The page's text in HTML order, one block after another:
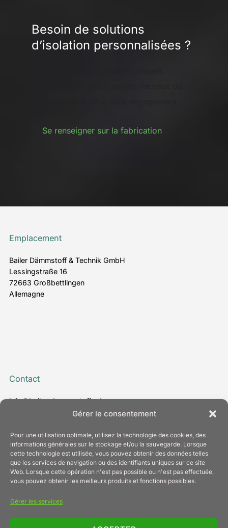
Gérer le consentement
Pour une utilisation optimale, utilisez la technologie des cookies, des
informations générales sur le stockage et/ou la sauvegarde. Lorsque
cette technologie est utilisée, vous pouvez obtenir des données telles
que les services de navigation ou des identifiants uniques sur ce site
Web. Lorsque cette opération n'est pas possible ou n'est pas effectuée,
vous pouvez obtenir les meilleurs produits et fonctions possibles.
Gérer les services
Besoin de solutions
d’isolation personnalisées ?
Se renseigner sur la fabrication
Emplacement
Bailer Dämmstoff & Technik GmbH
Lessingstraße 16
72663 Großbettlingen
Allemagne
Contact
info@bailer-daemmstoffe.de
www.bailer-daemmstoffe.de
Information
Mentions légales
Politique relative aux cookies (UE)